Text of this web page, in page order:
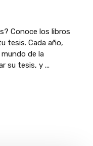
Conoce los libros
tesis. Cada año,
de la
su tesis, y ...